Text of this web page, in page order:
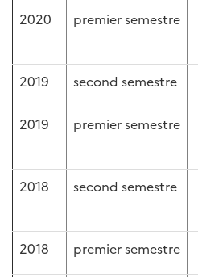
2020 premier semestre
2019 second semestre
2019 premier semestre
2018 second semestre
2018 premier semestre